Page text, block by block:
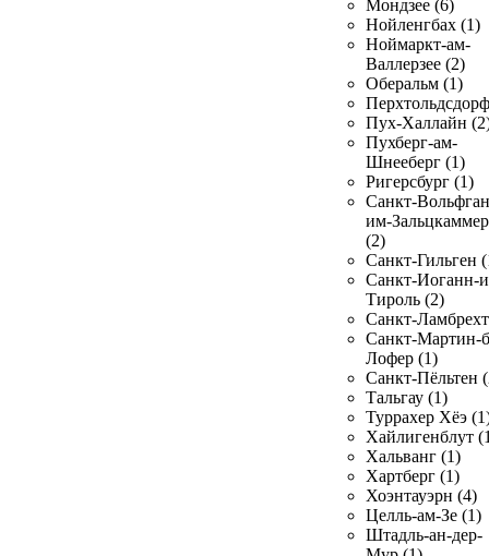
Мондзее (6)
Нойленгбах (1)
Ноймаркт-ам-
Валлерзее (2)
Оберальм (1)
Пух-Халлайн
Пухберг-ам-
Шнееберг (1)
Ригерсбург (1)
Санкт-
им-
(2)
Санкт-Гильген
Санкт-Иоганн-
Тироль (2)
Санкт-
Санкт-Мартин-
Лофер (1)
Санкт-Пёльтен
Тальгау (1)
Туррахер Хёэ
Хайлигенблут
Хальванг (1)
Хартберг (1)
Хоэнтауэрн (4)
Целль-ам-Зе (1)
Штадль-ан-дер-